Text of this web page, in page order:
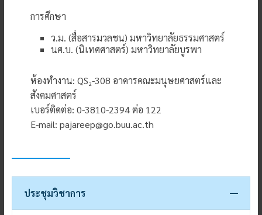
การศึกษา
ว.ม. (สื่อสารมวลชน) มหาวิทยาลัยธรรมศาสตร์
นศ.บ. (นิเทศศาสตร์) มหาวิทยาลัยบูรพา
ห้องทำงาน: QS2-308 อาคารคณะมนุษยศาสตร์และ
สังคมศาสตร์
เบอร์ติดต่อ: 0-3810-2394 ต่อ 122
E-mail: pajareep@go.buu.ac.th
ประชุมวิชาการ